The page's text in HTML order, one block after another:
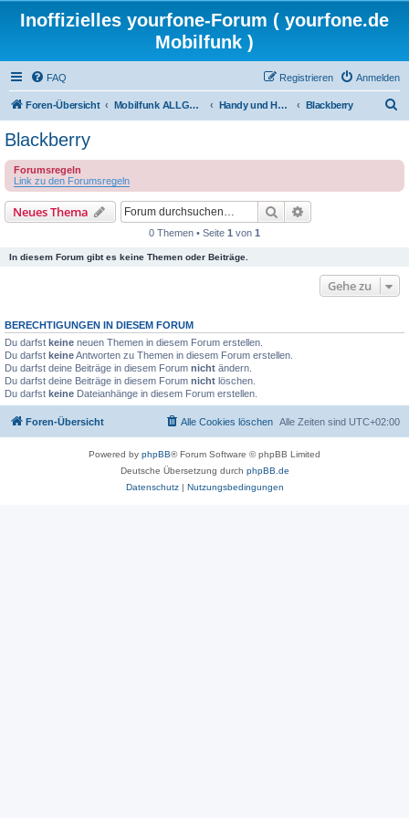
Inoffizielles yourfone-Forum ( yourfone.de
Mobilfunk )
FAQ Anmelden
Registrieren
Foren-Übersicht Mobilfunk ALLGEMEIN Handy und Hardware (Herstellerforen) Blackberry
e
Blackberry
Forumsregeln
Link zu den Forumsregeln
Neues Thema Suche
0 Themen • Seite 1 von 1
In diesem Forum gibt es keine Themen oder Beiträge.
Gehe zu
BERECHTIGUNGEN IN DIESEM FORUM
Du darfst keine neuen Themen in diesem Forum erstellen.
Du darfst keineAntworten zu Themen in diesem Forum erstellen.
Du darfst deine Beiträge in diesem Forum nicht ändern.
Du darfst deine Beiträge in diesem Forum nicht löschen.
Du darfst keine Dateianhänge in diesem Forum erstellen.
Foren-Übersicht Alle Zeiten sind UTC+02:00
Alle Cookies löschen
Powered by phpBB® Forum Software © phpBB Limited
Deutsche Übersetzung durch phpBB.de
Datenschutz| Nutzungsbedingungen